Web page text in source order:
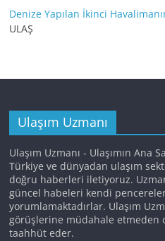
Denize Yapılan İkinci
ULAŞ
Ulaşım Uzmanı
Ulaşım Uzmanı - Ulaşımın Ana
Türkiye ve dünyadan ulaşım
doğru haberleri iletiyoruz.
güncel habeleri kendi
yorumlamaktadırlar. Ulaşım
görüşlerine müdahale etmeden
taahhüt eder.